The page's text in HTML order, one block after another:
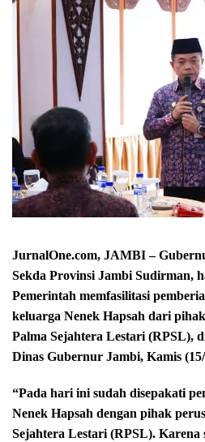
JurnalOne.com, JAMBI –
Sekda Provinsi Jambi Sudirman,
Pemerintah memfasilitasi
keluarga Nenek Hapsah dari
Palma Sejahtera Lestari (RPSL),
Dinas Gubernur Jambi, Kamis
“Pada hari ini sudah disepakati
Nenek Hapsah dengan pihak
Sejahtera Lestari (RPSL). Karena